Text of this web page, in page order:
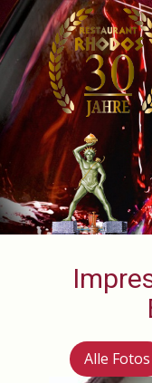
Alle Fotos